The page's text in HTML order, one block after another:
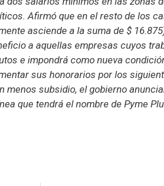
Afirmó que en el resto de los
asciende a la suma de $
a aquellas empresas cuyos
e impondrá como nueva
sus honorarios por los
menos subsidio, el gobierno
que tendrá el nombre de Pyme